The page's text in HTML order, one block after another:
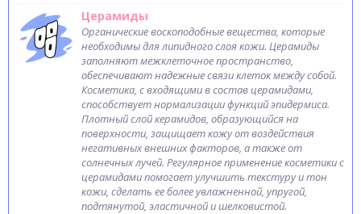
Церамиды
Органические воскоподобные вещества, которые
необходимы для липидного слоя кожи. Церамиды
заполняют межклеточное пространство,
обеспечивают надежные связи клеток между собой.
Косметика, с входящими в состав церамидами,
способствует нормализации функций эпидермиса.
Плотный слой керамидов, образующийся на
поверхности, защищает кожу от воздействия
негативных внешних факторов, а также от
солнечных лучей. Регулярное применение косметики с
церамидами помогает улучшить текстуру и тон
кожи, сделать ее более увлажненной, упругой,
подтянутой, эластичной и шелковистой.